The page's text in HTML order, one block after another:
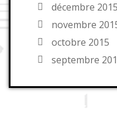
décembre 2015
novembre
octobre 2015
septembre